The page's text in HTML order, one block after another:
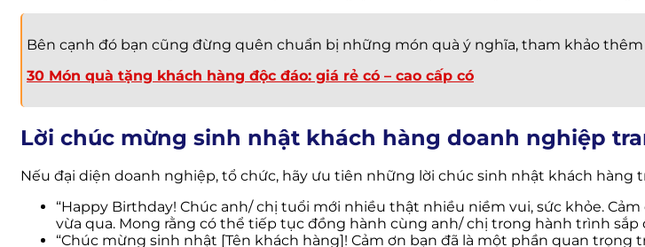
Bên cạnh đó bạn cũng đừng quên chuẩn bị những món quà ý nghĩa, tham khảo thêm
30 Món quà tặng khách hàng độc đáo: giá rẻ có – cao cấp có
Lời chúc mừng sinh nhật khách hàng doanh nghiệp
Nếu đại diện doanh nghiệp, tổ chức, hãy ưu tiên những lời chúc sinh nhật khách hàng
“Happy Birthday! Chúc anh/ chị tuổi mới nhiều thật nhiều niềm vui, sức khỏe.
vừa qua. Mong rằng có thể tiếp tục đồng hành cùng anh/ chị trong hành trình sắp
“Chúc mừng sinh nhật [Tên khách hàng]! Cảm ơn bạn đã là một phần quan